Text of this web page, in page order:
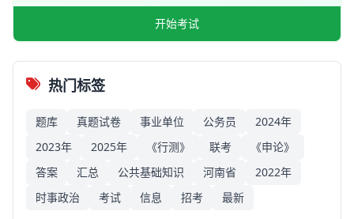
开始考试
热门标签
题库 真题试卷 事业单位 公务员
2024年
2023年
2025年 《行测》 联考
《申论》
答案
汇总 公共基础知识 河南省
2022年
时事政治
考试 信息 招考 最新